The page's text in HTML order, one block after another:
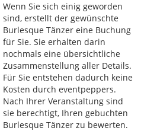
Wenn Sie sich einig geworden
sind, erstellt der gewünschte
Burlesque Tänzer eine Buchung
für Sie. Sie erhalten darin
nochmals eine übersichtliche
Zusammenstellung aller Details.
Für Sie entstehen dadurch keine
Kosten durch eventpeppers.
Nach Ihrer Veranstaltung sind
sie berechtigt, Ihren gebuchten
Burlesque Tänzer zu bewerten.